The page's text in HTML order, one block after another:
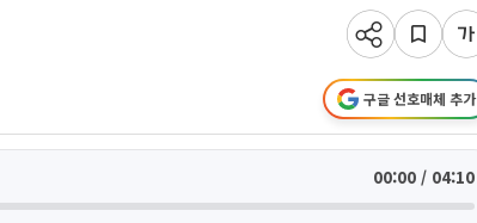
구글 선호매체 추가
00:00 / 04:10